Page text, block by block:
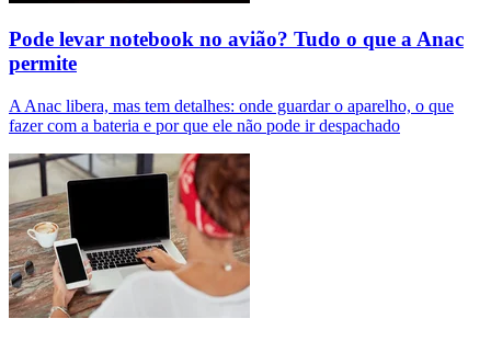
Pode levar notebook no avião? Tudo o que a Anac
permite
A Anac libera, mas tem detalhes: onde guardar o aparelho, o que
fazer com a bateria e por que ele não pode ir despachado